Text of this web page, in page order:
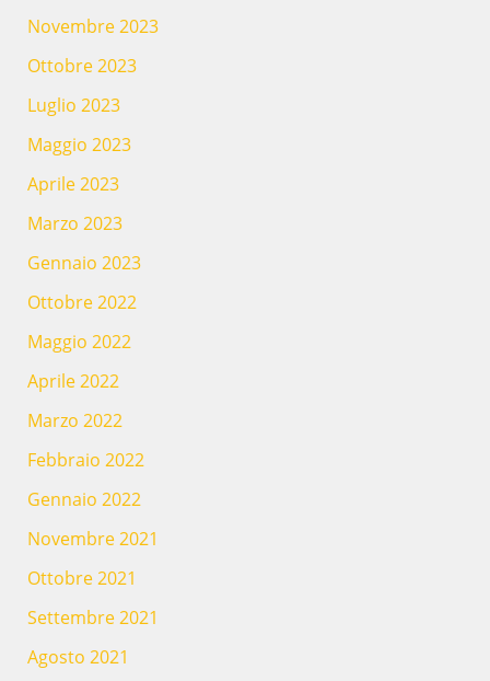
Novembre 2023
Ottobre 2023
Luglio 2023
Maggio 2023
Aprile 2023
Marzo 2023
Gennaio 2023
Ottobre 2022
Maggio 2022
Aprile 2022
Marzo 2022
Febbraio 2022
Gennaio 2022
Novembre 2021
Ottobre 2021
Settembre 2021
Agosto 2021